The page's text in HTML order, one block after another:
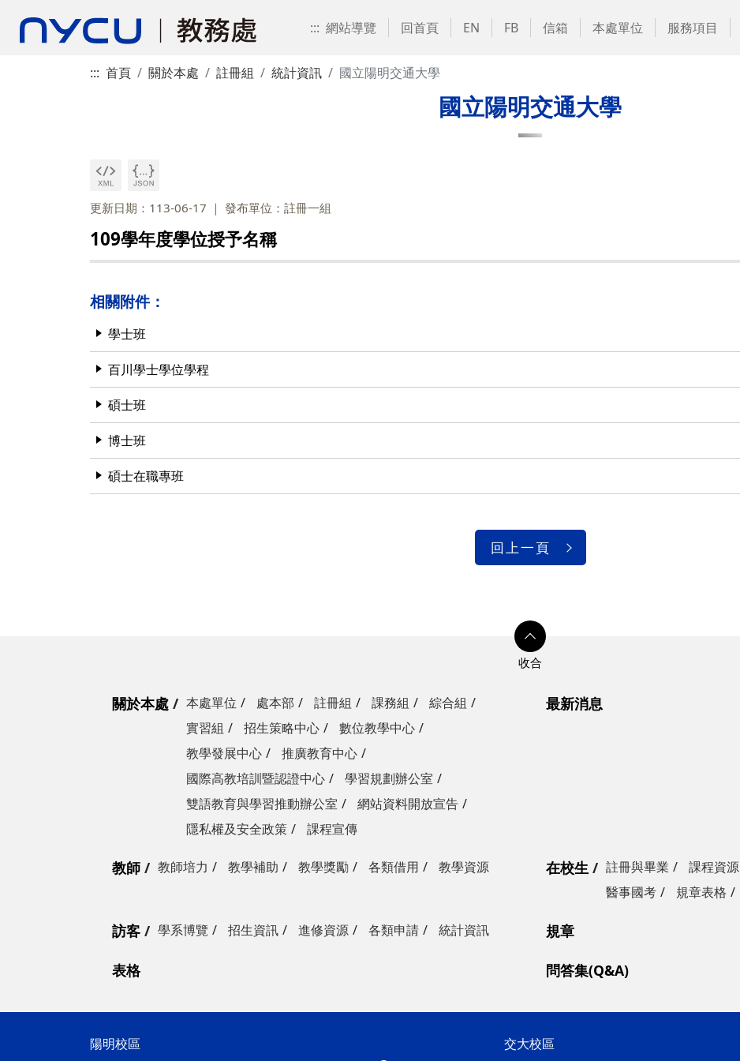
::: 網站導覽 回首頁 EN FB 信箱 本處單位 服務項目
::: 首頁 關於本處 註冊組 統計資訊 國立陽明交通大學
國立陽明交通大學
更新日期：113-06-17 發布單位：註冊一組
109學年度學位授予名稱
相關附件：
學士班
百川學士學位學程
碩士班
博士班
碩士在職專班
回上一頁
關於本處 本處單位 處本部 註冊組 課務組
綜合組
實習組
招生策略中心
數位教學中心
教學發展中心
推廣教育中心
國際高教培訓暨認證中心
學習規劃辦公室
雙語教育與學習推動辦公室
網站資料開放宣告
隱私權及安全政策
課程宣傳
最新消息
教師 教師培力 教學補助 教學獎勵 各類借用 教學資源 在校生 註冊與畢業 課程資源
醫事國考
規章表格
訪客 學系博覽 招生資訊 進修資源 各類申請 統計資訊 規章
表格 問答集(Q&A)
陽明校區 交大校區